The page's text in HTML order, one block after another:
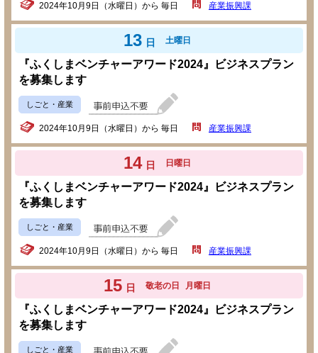
2024年10月9日（水曜日）から 毎日 産業振興課
13 日 土曜日
『ふくしまベンチャーアワード2024』ビジネスプラン
を募集します
しごと・産業
2024年10月9日（水曜日）から 毎日 産業振興課
14 日 日曜日
『ふくしまベンチャーアワード2024』ビジネスプラン
を募集します
しごと・産業
2024年10月9日（水曜日）から 毎日 産業振興課
15 日 敬老の日 月曜日
『ふくしまベンチャーアワード2024』ビジネスプラン
を募集します
しごと・産業